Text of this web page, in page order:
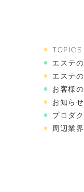
TOPICS
エステ
エステ
お客様
お知らせ
プロダク
周辺業界